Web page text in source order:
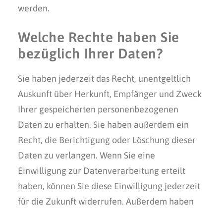
werden.
Welche Rechte haben Sie
bezüglich Ihrer Daten?
Sie haben jederzeit das Recht, unentgeltlich
Auskunft über Herkunft, Empfänger und Zweck
Ihrer gespeicherten personenbezogenen
Daten zu erhalten. Sie haben außerdem ein
Recht, die Berichtigung oder Löschung dieser
Daten zu verlangen. Wenn Sie eine
Einwilligung zur Datenverarbeitung erteilt
haben, können Sie diese Einwilligung jederzeit
für die Zukunft widerrufen. Außerdem haben